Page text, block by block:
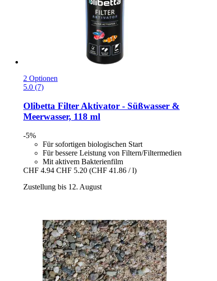
2 Optionen
5.0 (7)
Olibetta Filter Aktivator -​ Süßwasser &
Meerwasser, 118 ml
-5%
Für sofortigen biologischen Start
Für bessere Leistung von Filtern/Filtermedien
Mit aktivem Bakterienfilm
CHF 4.94 CHF 5.20 (CHF 41.86 / l)
Zustellung bis 12. August